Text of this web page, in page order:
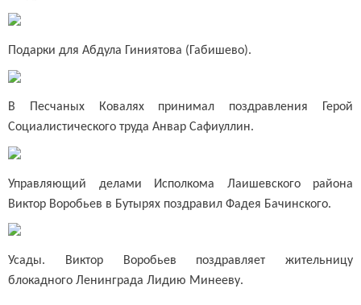
Подарки для Абдула Гиниятова (Габишево).
В Песчаных Ковалях принимал поздравления Герой
Социалистического труда Анвар Сафиуллин.
Управляющий делами Исполкома Лаишевского района
Виктор Воробьев в Бутырях поздравил Фадея Бачинского.
Усады. Виктор Воробьев поздравляет жительницу
блокадного Ленинграда Лидию Минееву.